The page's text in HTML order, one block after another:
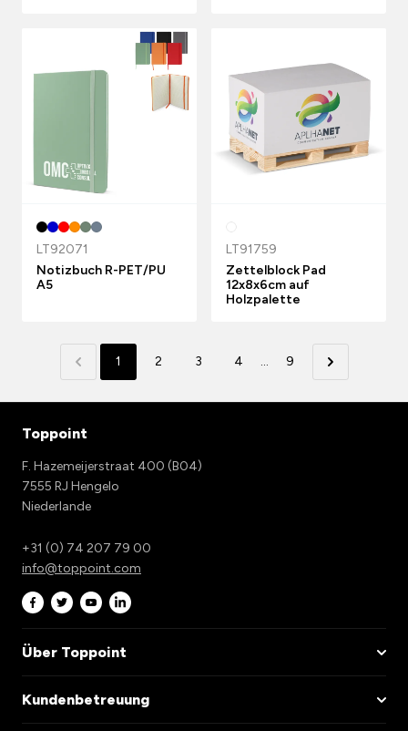
LT92071
Notizbuch R-PET/PU
A5
LT91759
Zettelblock Pad
12x8x6cm auf
Holzpalette
1 2 3 4 ... 9
Toppoint
F. Hazemeijerstraat 400 (B04)
7555 RJ Hengelo
Niederlande
+31 (0) 74 207 79 00
info@toppoint.com
Über Toppoint
Kundenbetreuung